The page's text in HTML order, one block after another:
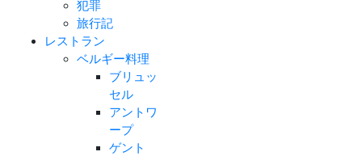
犯罪
旅行記
レストラン
ベルギー料理
ブリュッ
セル
アントワ
ープ
ゲント